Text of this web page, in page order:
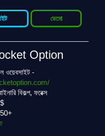
ডেমো
Option
ওয়েবসাইট -
বিকল্প, ফরেক্স